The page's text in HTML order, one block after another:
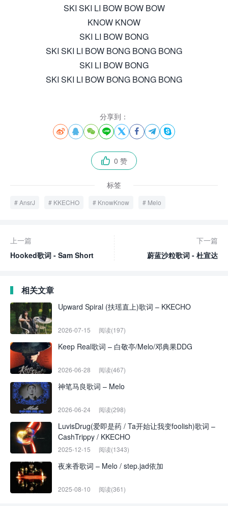
SKI SKI LI BOW BOW BOW
KNOW KNOW
SKI LI BOW BONG
SKI SKI LI BOW BONG BONG BONG
SKI LI BOW BONG
SKI SKI LI BOW BONG BONG BONG
分享到：
       
 0 赞
标签
AnsrJ KKECHO KnowKnow Melo
上一篇
Hooked歌词 - Sam Short
下一篇
蔚蓝沙粒歌词 - 杜宣达
相关文章
Upward Spiral (扶瑶直上)歌词 – KKECHO
2026-07-15 阅读(197)
Keep Real歌词 – 白敬亭/Melo/邓典果DDG
2026-06-28 阅读(467)
神笔马良歌词 – Melo
2026-06-24 阅读(298)
LuvisDrug(爱即是药 / Ta开始让我变foolish)歌词 –
CashTrippy / KKECHO
2025-12-15 阅读(1343)
夜来香歌词 – Melo / step.jad依加
2025-08-10 阅读(361)